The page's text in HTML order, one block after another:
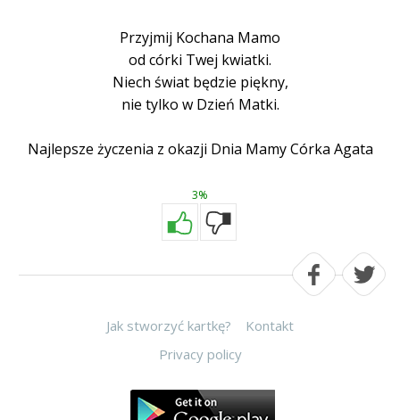
Przyjmij Kochana Mamo
od córki Twej kwiatki.
Niech świat będzie piękny,
nie tylko w Dzień Matki.
Najlepsze życzenia z okazji Dnia Mamy Córka Agata
3%
Jak stworzyć kartkę?
Kontakt
Privacy policy